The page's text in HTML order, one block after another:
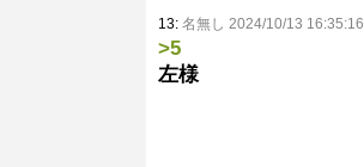
13: 名無し 2024/10/13 16:35:16
>5
左様